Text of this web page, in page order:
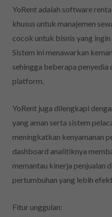
YoRent adalah software
khusus untuk manajemen
cocok untuk bisnis yang
Sistem ini menawarkan
sehingga beberapa
platform.
YoRent juga dilengkapi
yang aman serta sistem
meningkatkan kenyamanan
dashboard analitiknya
memantau kinerja penjualan
pertumbuhan yang lebih
Fitur unggulan: